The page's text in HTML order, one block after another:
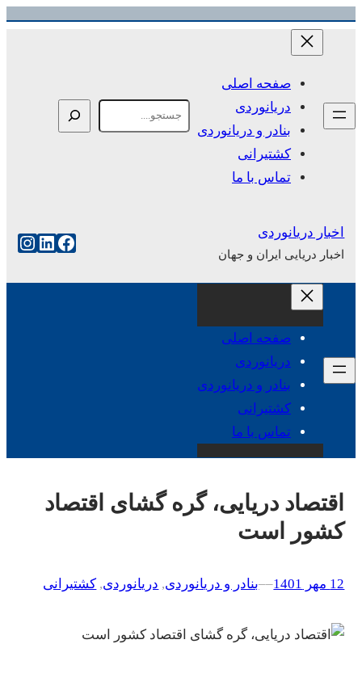
رفتن
صفحه اصلی
دریانوردی
بنادر و دریانوردی
کشتیرانی
تماس با ما
اخبار دریانوردی
اخبار دریایی ایران و جهان
فیس‌بوک
صفحه اصلی
دریانوردی
بنادر و دریانوردی
کشتیرانی
تماس با ما
اقتصاد دریایی، گره گشای اقتصاد
کشور است
12 مهر 1401 –
–بنادر و دریانوردی, دریانوردی, کشتیرانی